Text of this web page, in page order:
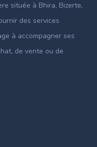
située à Bhira, Bizerte,
des services
à accompagner ses
de vente ou de